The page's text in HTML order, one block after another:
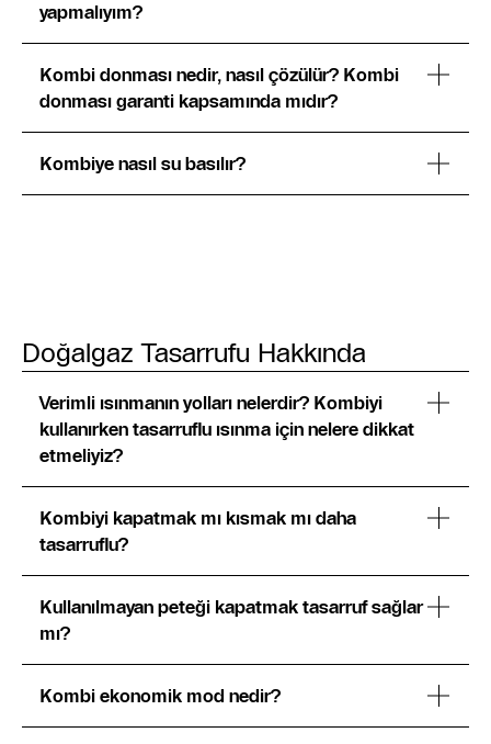
yapmalıyım?
Kombi donması nedir, nasıl çözülür? Kombi
donması garanti kapsamında mıdır?
Kombiye nasıl su basılır?
Doğalgaz Tasarrufu Hakkında
Verimli ısınmanın yolları nelerdir? Kombiyi
kullanırken tasarruflu ısınma için nelere dikkat
etmeliyiz?
Kombiyi kapatmak mı kısmak mı daha
tasarruflu?
Kullanılmayan peteği kapatmak tasarruf sağlar
mı?
Kombi ekonomik mod nedir?